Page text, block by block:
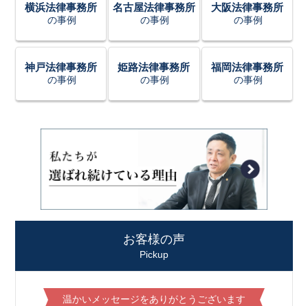
横浜法律事務所
の事例
名古屋法律事務所
の事例
大阪法律事務所
の事例
神戸法律事務所
の事例
姫路法律事務所
の事例
福岡法律事務所
の事例
お客様の声
Pickup
温かいメッセージをありがとうございます